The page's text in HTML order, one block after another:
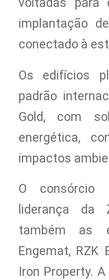
implantação
conectado à
Os edifícios
padrão
Gold, com
energética,
impactos
O consórcio
liderança da
também as
Engemat, RZK
Iron Property.